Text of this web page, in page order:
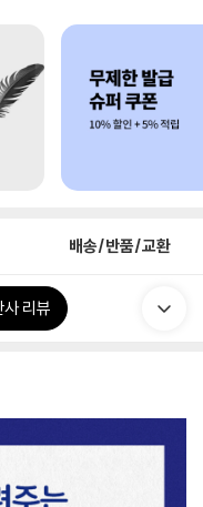
배송/반품/교환
리뷰